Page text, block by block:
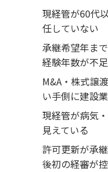
現経管が60代
任していない
承継希望年ま
経験年数が不
M&A・株式譲
い手側に建設
現経管が病気
見えている
許可更新が承
後初の経審が